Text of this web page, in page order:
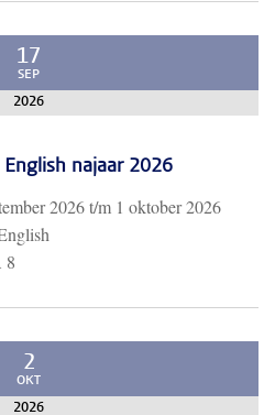
17
SEP
2026
najaar 2026
2026t/m 1 oktober 2026
8
2
OKT
2026